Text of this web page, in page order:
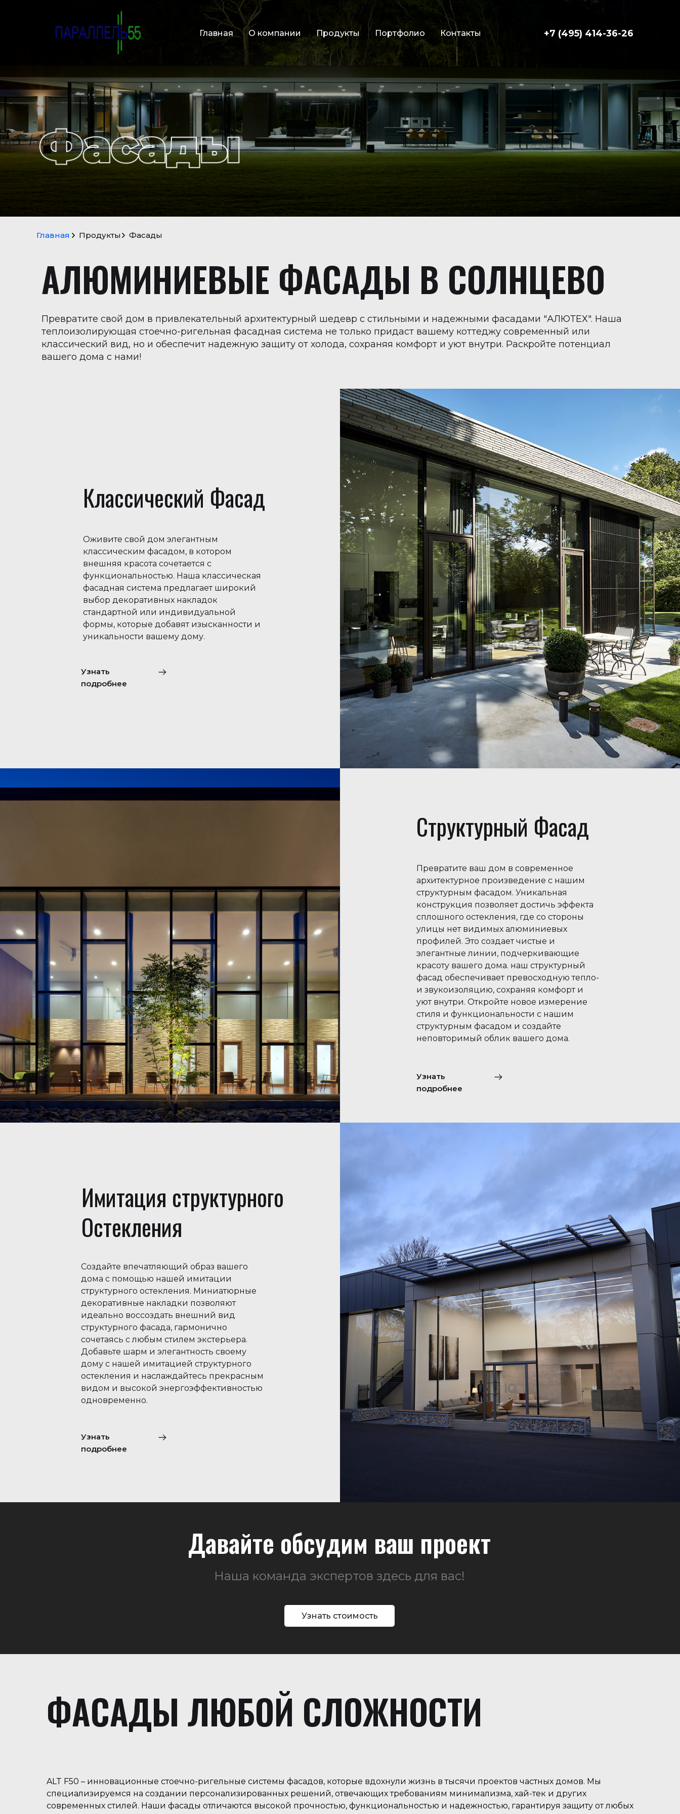
Главная О компании Продукты Портфолио Контакты +7 (495) 414-36-26
Продукты
Главная Фасады
АЛЮМИНИЕВЫЕ ФАСАДЫ В СОЛНЦЕВО
Превратите свой дом в привлекательный архитектурный шедевр с стильными и надежными фасадами "АЛЮТЕХ". Наша
теплоизолирующая стоечно-ригельная фасадная система не только придаст вашему коттеджу современный или
классический вид, но и обеспечит надежную защиту от холода, сохраняя комфорт и уют внутри. Раскройте потенциал
вашего дома с нами!
Имитация структурного
Остекления
Создайте впечатляющий образ вашего
дома с помощью нашей имитации
структурного остекления. Миниатюрные
декоративные накладки позволяют
идеально воссоздать внешний вид
структурного фасада, гармонично
сочетаясь с любым стилем экстерьера.
Добавьте шарм и элегантность своему
дому с нашей имитацией структурного
остекления и наслаждайтесь прекрасным
видом и высокой энергоэффективностью
одновременно.
Узнать
подробнее
Узнать
подробнее
Узнать
подробнее
Структурный Фасад
Превратите ваш дом в современное
архитектурное произведение с нашим
структурным фасадом. Уникальная
конструкция позволяет достичь эффекта
сплошного остекления, где со стороны
улицы нет видимых алюминиевых
профилей. Это создает чистые и
элегантные линии, подчеркивающие
красоту вашего дома. наш структурный
фасад обеспечивает превосходную тепло-
и звукоизоляцию, сохраняя комфорт и
уют внутри. Откройте новое измерение
стиля и функциональности с нашим
структурным фасадом и создайте
неповторимый облик вашего дома.
Классический Фасад
Оживите свой дом элегантным
классическим фасадом, в котором
внешняя красота сочетается с
функциональностью. Наша классическая
фасадная система предлагает широкий
выбор декоративных накладок
стандартной или индивидуальной
формы, которые добавят изысканности и
уникальности вашему дому.
Давайте обсудим ваш проект
Наша команда экспертов здесь для вас!
Узнать стоимость
ФАСАДЫ ЛЮБОЙ СЛОЖНОСТИ
ALT F50 – инновационные стоечно-ригельные системы фасадов, которые вдохнули жизнь в тысячи проектов частных домов. Мы
специализируемся на создании персонализированных решений, отвечающих требованиям минимализма, хай-тек и других
современных стилей. Наши фасады отличаются высокой прочностью, функциональностью и надежностью, гарантируя защиту от любых